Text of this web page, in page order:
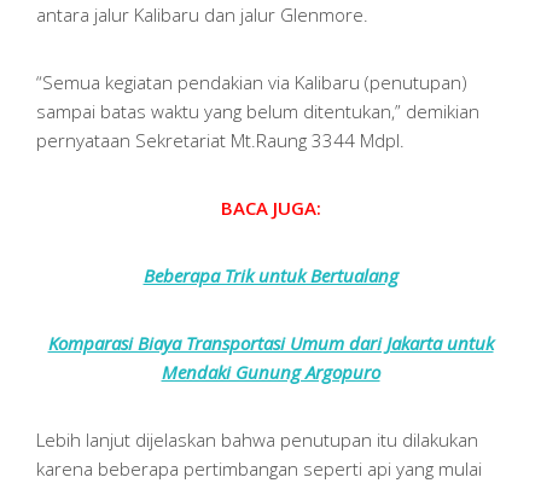
antara jalur Kalibaru dan jalur Glenmore.
“Semua kegiatan pendakian via Kalibaru (penutupan)
sampai batas waktu yang belum ditentukan,” demikian
pernyataan Sekretariat Mt.Raung 3344 Mdpl.
BACA JUGA:
Beberapa Trik untuk Bertualang
Komparasi Biaya Transportasi Umum dari Jakarta untuk
Mendaki Gunung Argopuro
Lebih lanjut dijelaskan bahwa penutupan itu dilakukan
karena beberapa pertimbangan seperti api yang mulai